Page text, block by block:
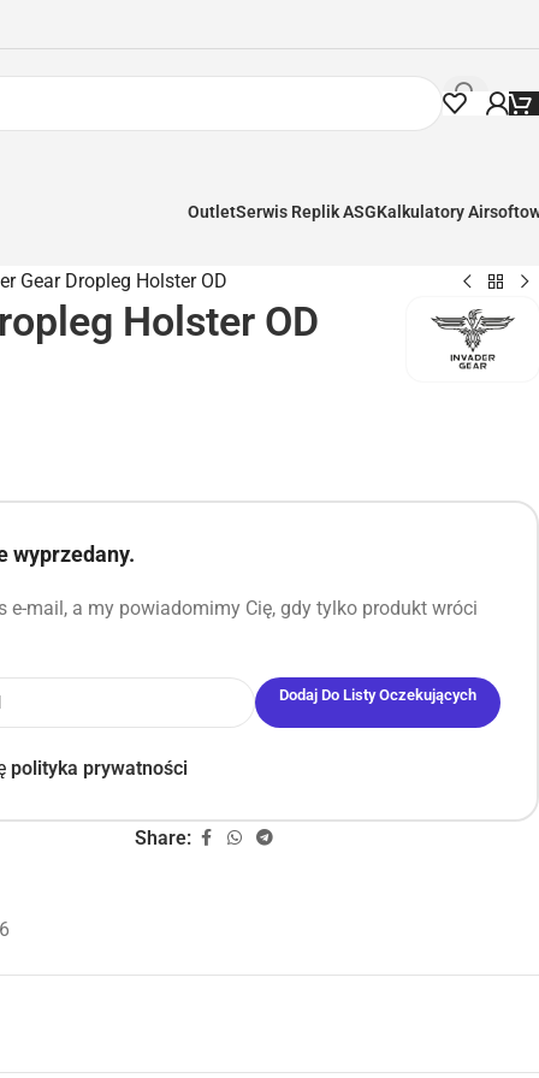
OutletSerwis Replik ASGKalkulatory
Gear Dropleg Holster OD
Holster OD
wyprzedany.
e-mail, a my powiadomimy Cię, gdy tylko produkt wróci
Dodaj Do Listy Oczekujących
polityka prywatności
Share: